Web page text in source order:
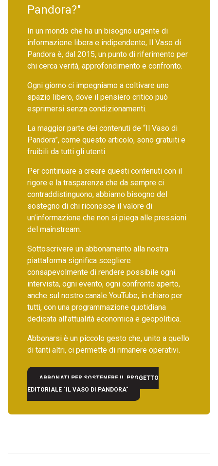
Pandora?"
In un mondo che ha un bisogno urgente di
informazione libera e indipendente, Il Vaso di
Pandora è, dal 2015, un punto di riferimento per
chi cerca verità, approfondimento e confronto.
Ogni giorno ci impegniamo a coltivare uno
spazio libero, dove il pensiero critico può
esprimersi senza condizionamenti.
La maggior parte dei contenuti de “Il Vaso di
Pandora”, come questo articolo, sono gratuiti e
fruibili da tutti gli utenti.
Per continuare a creare questi contenuti con il
rigore e la trasparenza che da sempre ci
contraddistinguono, abbiamo bisogno del
sostegno di chi riconosce il valore di
un’informazione che non si piega alle pressioni
del mainstream.
Sottoscrivere un abbonamento alla nostra
piattaforma significa scegliere
consapevolmente di rendere possibile ogni
intervista, ogni evento, ogni confronto aperto,
anche sul nostro canale YouTube, in chiaro per
tutti, con una programmazione quotidiana
dedicata all’attualità economica e geopolitica.
Abbonarsi è un piccolo gesto che, unito a quello
di tanti altri, ci permette di rimanere operativi.
ABBONATI PER SOSTENERE IL PROGETTO
EDITORIALE "IL VASO DI PANDORA"